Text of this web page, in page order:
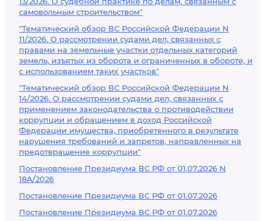
самовольным строительством"
"Тематический обзор ВС Российской Федерации N
11/2026. О рассмотрении судами дел, связанных с
правами на земельные участки отдельных категорий
земель, изъятых из оборота и ограниченных в обороте, и
с использованием таких участков"
"Тематический обзор ВС Российской Федерации N
14/2026. О рассмотрении судами дел, связанных с
применением законодательства о противодействии
коррупции и обращением в доход Российской
Федерации имущества, приобретенного в результате
нарушения требований и запретов, направленных на
предотвращение коррупции"
Постановление Президиума ВС РФ от 01.07.2026 N
18А/2026
Постановление Президиума ВС РФ от 01.07.2026
Постановление Президиума ВС РФ от 01.07.2026